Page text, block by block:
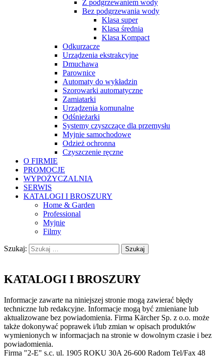
Z podgrzewaniem wody
Bez podgrzewania wody
Klasa super
Klasa średnia
Klasa Kompact
Odkurzacze
Urządzenia ekstrakcyjne
Dmuchawa
Parownice
Automaty do wykładzin
Szorowarki automatyczne
Zamiatarki
Urządzenia komunalne
Odśnieżarki
Systemy czyszczące dla przemysłu
Myjnie samochodowe
Odzież ochronna
Czyszczenie ręczne
O FIRMIE
PROMOCJE
WYPOŻYCZALNIA
SERWIS
KATALOGI I BROSZURY
Home & Garden
Professional
Myjnie
Filmy
Szukaj:
KATALOGI I BROSZURY
Informacje zawarte na niniejszej stronie mogą zawierać błędy
techniczne lub redakcyjne. Informacje mogą być zmieniane lub
aktualizowane bez powiadomienia. Firma Kärcher Sp. z o.o. może
także dokonywać poprawek i/lub zmian w opisach produktów
wymienionych w informacjach na stronie w dowolnym czasie i bez
powiadomienia.
Firma "2-E" s.c. ul. 1905 ROKU 30A 26-600 Radom Tel/Fax 48